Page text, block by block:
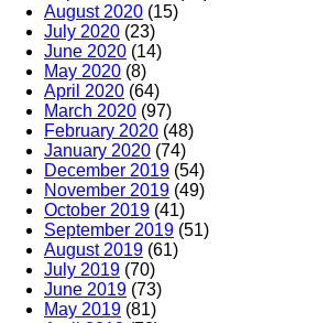
August 2020 (15)
July 2020 (23)
June 2020 (14)
May 2020 (8)
April 2020 (64)
March 2020 (97)
February 2020 (48)
January 2020 (74)
December 2019 (54)
November 2019 (49)
October 2019 (41)
September 2019 (51)
August 2019 (61)
July 2019 (70)
June 2019 (73)
May 2019 (81)